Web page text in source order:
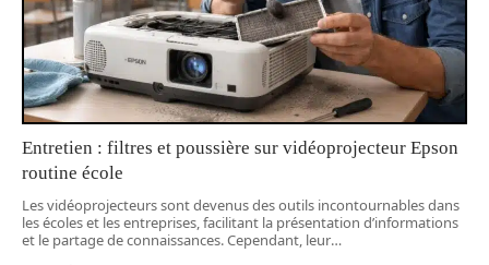
Entretien : filtres et poussière sur vidéoprojecteur Epson
routine école
Les vidéoprojecteurs sont devenus des outils incontournables dans
les écoles et les entreprises, facilitant la présentation d’informations
et le partage de connaissances. Cependant, leur…